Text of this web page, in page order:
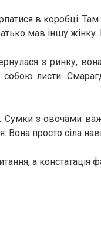
в коробці.
мав іншу
з ринку,
листи.
з овочами
Вона просто сіла
а констатація